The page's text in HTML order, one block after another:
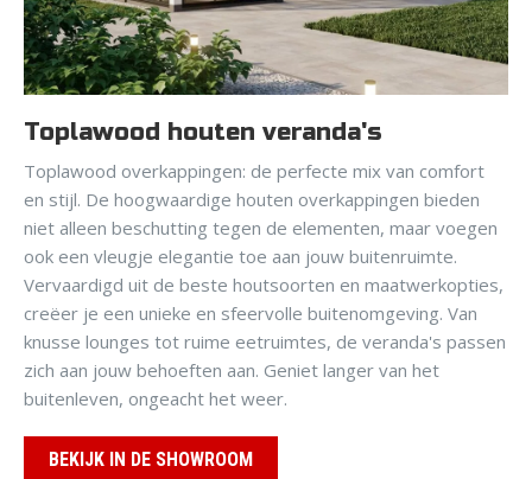
Toplawood houten veranda's
Toplawood overkappingen: de perfecte mix van comfort
en stijl. De hoogwaardige houten overkappingen bieden
niet alleen beschutting tegen de elementen, maar voegen
ook een vleugje elegantie toe aan jouw buitenruimte.
Vervaardigd uit de beste houtsoorten en maatwerkopties,
creëer je een unieke en sfeervolle buitenomgeving. Van
knusse lounges tot ruime eetruimtes, de veranda's passen
zich aan jouw behoeften aan. Geniet langer van het
buitenleven, ongeacht het weer.
BEKIJK IN DE SHOWROOM